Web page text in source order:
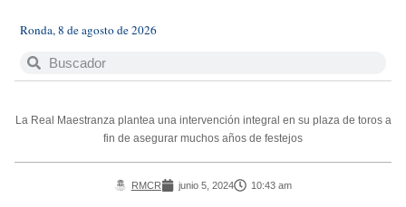
Ronda, 8 de agosto de 2026
La Real Maestranza plantea una intervención integral en su plaza de toros a
fin de asegurar muchos años de festejos
RMCR junio 5, 2024 10:43 am